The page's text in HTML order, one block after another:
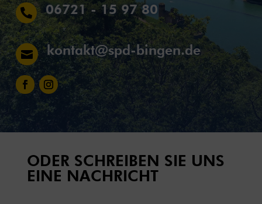
 06721 - 15 97 80
 kontakt@spd-bingen.de
ODER SCHREIBEN SIE UNS
EINE NACHRICHT